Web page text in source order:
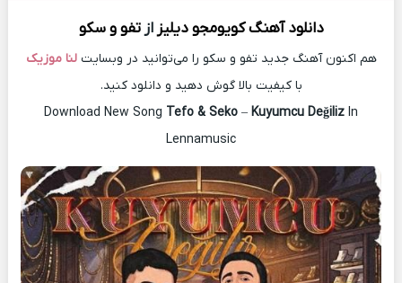
دانلود آهنگ کویومجو دیلیز ازتفو و سکو
هم اکنون آهنگ جدید تفو و سکو را می‌توانید در وبسایتلنا موزیک
با کیفیت بالا گوش دهید و دانلود کنید.
Download New Song Tefo & Seko – Kuyumcu Değiliz In
Lennamusic